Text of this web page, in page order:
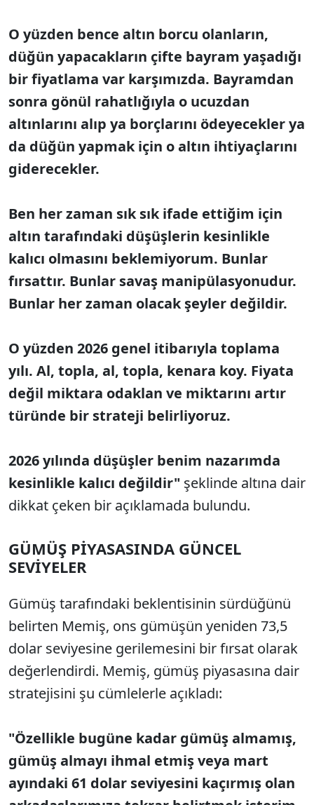
O yüzden bence altın borcu olanların,
düğün yapacakların çifte bayram yaşadığı
bir fiyatlama var karşımızda. Bayramdan
sonra gönül rahatlığıyla o ucuzdan
altınlarını alıp ya borçlarını ödeyecekler ya
da düğün yapmak için o altın ihtiyaçlarını
giderecekler.
Ben her zaman sık sık ifade ettiğim için
altın tarafındaki düşüşlerin kesinlikle
kalıcı olmasını beklemiyorum. Bunlar
fırsattır. Bunlar savaş manipülasyonudur.
Bunlar her zaman olacak şeyler değildir.
O yüzden 2026 genel itibarıyla toplama
yılı. Al, topla, al, topla, kenara koy. Fiyata
değil miktara odaklan ve miktarını artır
türünde bir strateji belirliyoruz.
2026 yılında düşüşler benim nazarımda
kesinlikle kalıcı değildir" şeklinde altına dair
dikkat çeken bir açıklamada bulundu.
GÜMÜŞ PİYASASINDA GÜNCEL
SEVİYELER
Gümüş tarafındaki beklentisinin sürdüğünü
belirten Memiş, ons gümüşün yeniden 73,5
dolar seviyesine gerilemesini bir fırsat olarak
değerlendirdi. Memiş, gümüş piyasasına dair
stratejisini şu cümlelerle açıkladı:
"Özellikle bugüne kadar gümüş almamış,
gümüş almayı ihmal etmiş veya mart
ayındaki 61 dolar seviyesini kaçırmış olan